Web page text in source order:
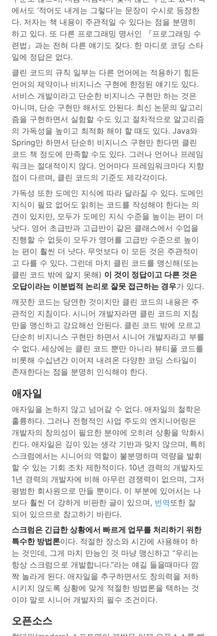
에서도 ‘적어도 내게는 그렇다’는 문장이 수시로 등장한
다. 저자는 책 내용이 주관적일 수 있다는 점을 분명히
하고 있다. 또 다른 프로그래밍 명서인 『프로그래밍 수
련법』과는 전혀 다른 얘기도 잦다. 한 마디로 코딩 스타
일에 정답은 없다.
클린 코드의 규칙 일부는 다른 언어에는 적용하기 힘든
언어의 제약이나 비지니스 구현에 한정된 얘기도 있다.
서비스 개발이라고 단순한 비지니스 구현만 하는 것은
아니며, 단순 구현만 해서도 안된다. 최신 논문의 알고리
즘을 구현하면서 실험할 수도 있고 절차적으로 알고리즘
의 가독성을 높이고 최적화 해야 할 때도 있다. Java와
Spring만 하면서 단순히 비지니스 구현만 한다면 클린
코드 책 정도에 만족할 수도 있다. 그러나 언어나 프레임
워크는 절대적이지 않다. 언어마다 프레임워크마다 지향
점이 다르며, 클린 코드의 기준도 제각각이다.
가독성 또한 도메인 지식에 따라 달라질 수 있다. 도메인
지식이 필요 없어도 읽히는 코드를 작성해야 한다는 의
견이 있지만, 모두가 도메인 지식 수준을 높이는 편이 더
낫다. 영어 초급반과 고급반이 같은 클래스에서 수업을
진행할 수 없듯이 모두가 영어를 고급반 수준으로 높이
는 편이 훨씬 더 낫다. 무엇보다 이 모든 것은 주관적이
고 다를 수 있다. 그런데 마치 클린 코드를 맹신해(또는
클린 코드 밖에 알지 못해) 이 것이 정답이고 다른 것은
오답이라는 이분법적 논리로 잘못 접근하는 경우가 있다.
깨끗한 코드는 당연한 것이지만 클린 코드의 내용은 주
관적인 지침이다. 시니어 개발자라면 클린 코드의 지침
만을 맹신하고 강요해선 안된다. 클린 코드 밖에 모르고
단순히 비지니스 구현만 하면서 시니어 개발자라고 부를
수 없다. 세상에는 클린 코드 뿐만 아니라 뷰티풀 코드를
비롯해 수십년간 이어져 내려온 다양한 코딩 스타일이
존재한다는 점을 분명히 인식해야 한다.
애자일
애자일을 논하지 않고 넘어갈 수 없다. 애자일의 철학은
훌륭하다. 그러나 전형적인 사업 주도의 엔지니어링은
개발자의 창의성이 필요한 분야에 오히려 상황을 악화시
킨다. 애자일은 깊이 있는 생각 기반과 맞지 않으며, 특히
스크럼에서는 시니어의 역할이 불분명하며 역량을 발휘
할 수 있는 기회 조차 제한적이다. 10년 경력의 개발자도
1년 경력의 개발자에 비해 아무런 경쟁력이 없으며, 그저
평범한 회사원으로 만들 뿐이다. 이 부분에 있어서는 나
보다 훨씬 더 강하게 비판한 글이 있으며, 번역 또한 잘
되어 있으므로 참고하기 바란다.
스크럼은 긴급한 상황에서 빠르게 업무를 처리하기 위한
특수한 방법론이다. 적절한 장소와 시간에 사용해야 하
는 것인데, 그게 마치 만능인 것 마냥 맹신하고 “우리는
항상 스크럼으로 개발합니다.”라는 얘길 들을때마다 깜
짝 놀라게 된다. 애자일을 추구하면서도 창의력을 저하
시키지 않도록 상황에 맞게 적절한 방법론을 택하는 것
이야 말로 시니어 개발자의 필수 조건이다.
오픈소스